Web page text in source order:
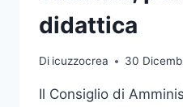
didattica
Di icuzzocrea 30
Il Consiglio di